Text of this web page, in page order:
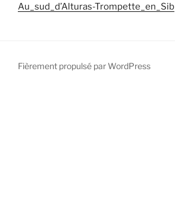
Au_sud_d’Alturas-Trompette_en_Sib
Fièrement propulsé par WordPress